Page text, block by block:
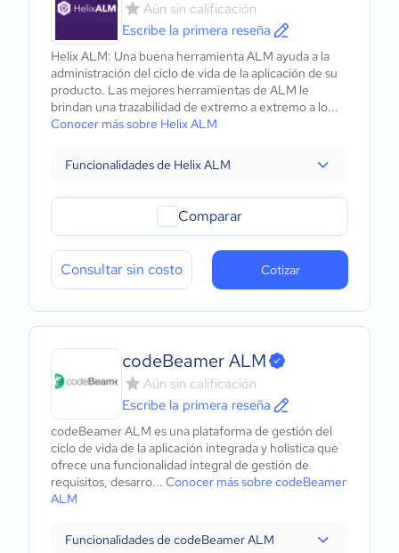
Aún sin calificación
Escribe la primera reseña
Helix ALM: Una buena herramienta ALM ayuda a la
administración del ciclo de vida de la aplicación de su
producto. Las mejores herramientas de ALM le
brindan una trazabilidad de extremo a extremo a lo...
Conocer más sobre Helix ALM
Funcionalidades de Helix ALM
Comparar
Consultar sin costo Cotizar
codeBeamer ALM
Aún sin calificación
Escribe la primera reseña
codeBeamer ALM es una plataforma de gestión del
ciclo de vida de la aplicación integrada y holística que
ofrece una funcionalidad integral de gestión de
requisitos, desarro... Conocer más sobre codeBeamer
ALM
Funcionalidades de codeBeamer ALM